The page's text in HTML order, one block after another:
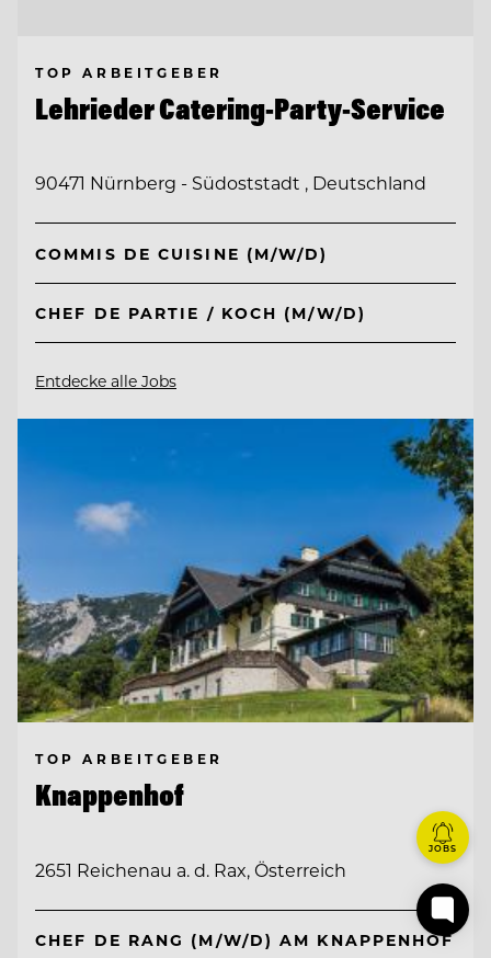
TOP ARBEITGEBER
Lehrieder Catering-Party-Service
90471 Nürnberg - Südoststadt , Deutschland
COMMIS DE CUISINE (M/W/D)
CHEF DE PARTIE / KOCH (M/W/D)
Entdecke alle Jobs
TOP ARBEITGEBER
Knappenhof
2651 Reichenau a. d. Rax, Österreich
CHEF DE RANG (M/W/D) AM KNAPPENHOF
JOBS